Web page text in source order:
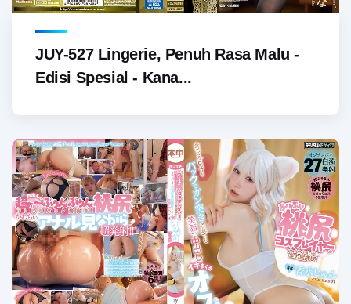
JUY-527 Lingerie, Penuh Rasa Malu -
Edisi Spesial - Kana...